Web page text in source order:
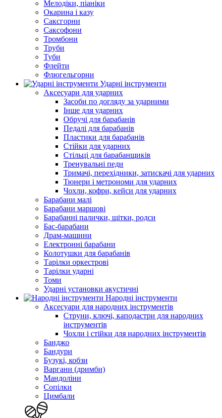
Мелодіки, піаніки
Окарина і казу
Саксгорни
Саксофони
Тромбони
Труби
Туби
Флейти
Флюгельгорни
Ударні інструменти
Аксесуари для ударних
Засоби по догляду за ударними
Інше для ударних
Обручі для барабанів
Педалі для барабанів
Пластики для барабанів
Стійки для ударних
Стільці для барабанщиків
Тренувальні педи
Тримачі, перехідники, затискачі для ударних
Тюнери і метрономи для ударних
Чохли, кофри, кейси для ударних
Барабани малі
Барабани маршові
Барабанні палички, щітки, родси
Бас-барабани
Драм-машини
Електронні барабани
Колотушки для барабанів
Тарілки оркестрові
Тарілки ударні
Томи
Ударні установки акустичні
Народні інструменти
Аксесуари для народних інструментів
Струни, ключі, каподастри для народних
інструментів
Чохли і стійки для народних інструментів
Банджо
Бандури
Бузукі, кобзи
Варгани (дримби)
Мандоліни
Сопілки
Цимбали